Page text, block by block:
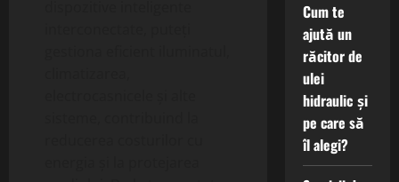
Cum te
ajută un
răcitor de
ulei
hidraulic și
pe care să
îl alegi?